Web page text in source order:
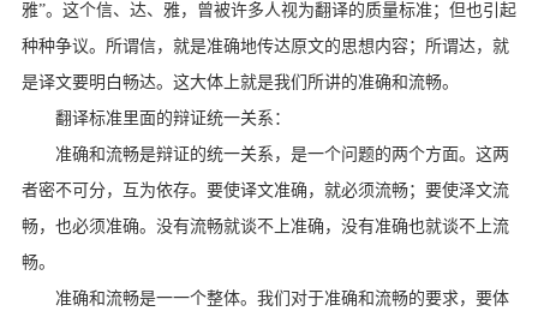
雅”。这个信、达、雅，曾被许多人视为翻译的质量标准；但也引起
种种争议。所谓信，就是准确地传达原文的思想内容；所谓达，就
是译文要明白畅达。这大体上就是我们所讲的准确和流畅。
翻译标准里面的辩证统一关系：
准确和流畅是辩证的统一关系，是一个问题的两个方面。这两
者密不可分，互为依存。要使译文准确，就必须流畅；要使泽文流
畅，也必须准确。没有流畅就谈不上准确，没有准确也就谈不上流
畅。
准确和流畅是一一个整体。我们对于准确和流畅的要求，要体